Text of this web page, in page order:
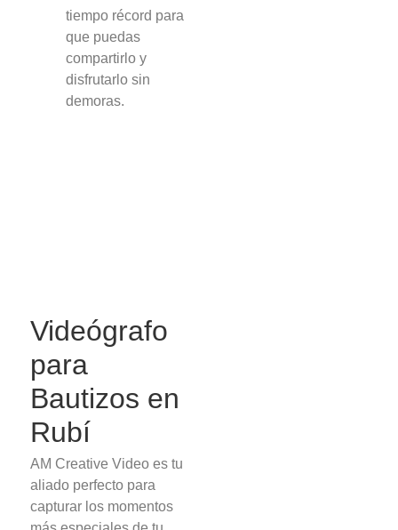
tiempo récord para
que puedas
compartirlo y
disfrutarlo sin
demoras.
Videógrafo
para
Bautizos en
Rubí
AM Creative Video es tu
aliado perfecto para
capturar los momentos